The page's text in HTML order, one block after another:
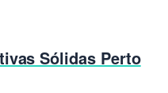
Sólidas Perto